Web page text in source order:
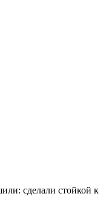
сделали стойкой к